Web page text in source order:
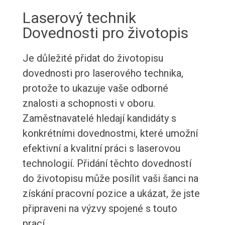
Laserový technik
Dovednosti pro životopis
Je důležité přidat do životopisu
dovednosti pro laserového technika,
protože to ukazuje vaše odborné
znalosti a schopnosti v oboru.
Zaměstnavatelé hledají kandidáty s
konkrétními dovednostmi, které umožní
efektivní a kvalitní práci s laserovou
technologií. Přidání těchto dovedností
do životopisu může posílit vaši šanci na
získání pracovní pozice a ukázat, že jste
připraveni na výzvy spojené s touto